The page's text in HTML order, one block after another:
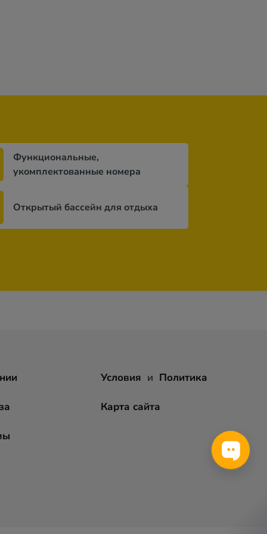
Функциональные,
укомплектованные номера
Открытый бассейн для отдыха
Условия и Политика
Карта сайта